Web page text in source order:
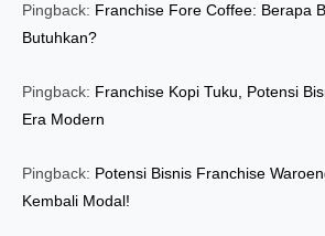
Pingback: Franchise Fore Coffee: Berapa
Butuhkan?
Pingback: Franchise Kopi Tuku, Potensi
Era Modern
Pingback: Potensi Bisnis Franchise
Kembali Modal!